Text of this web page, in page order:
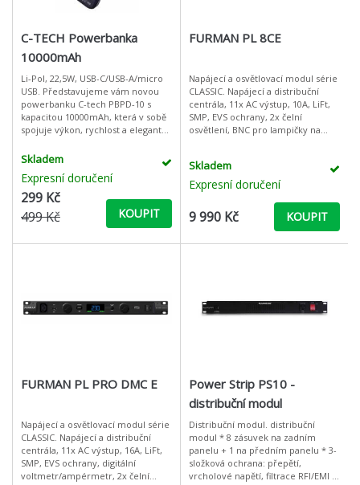
C-TECH Powerbanka
10000mAh
Li-Pol, 22,5W, USB-C/USB-A/micro
USB. Představujeme vám novou
powerbanku C-tech PBPD-10 s
kapacitou 10000mAh, která v sobě
spojuje výkon, rychlost a elegantní
pokročilé Li-pol články, což
Skladem
Expresní doručení
299 Kč
499 Kč
KOUPIT
FURMAN PL 8CE
Napájecí a osvětlovací modul série
CLASSIC. Napájecí a distribuční
centrála, 11x AC výstup, 10A, LiFt,
SMP, EVS ochrany, 2x čelní
osvětlení, BNC pro lampičky na
Skladem
Expresní doručení
9 990 Kč KOUPIT
FURMAN PL PRO DMC E
Napájecí a osvětlovací modul série
CLASSIC. Napájecí a distribuční
centrála, 11x AC výstup, 16A, LiFt,
SMP, EVS ochrany, digitální
voltmetr/ampérmetr, 2x čelní
Power Strip PS10 -
distribuční modul
Distribuční modul. distribuční
modul * 8 zásuvek na zadním
panelu + 1 na předním panelu * 3-
složková ochrana: přepětí,
vrcholové napětí, filtrace RFI/EMI *